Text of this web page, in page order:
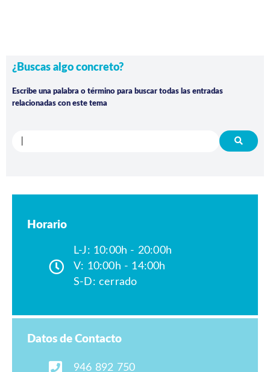
¿Buscas algo concreto?
Escribe una palabra o término para buscar todas las entradas
relacionadas con este tema
Horario
L-J: 10:00h - 20:00h
V: 10:00h - 14:00h
S-D: cerrado
Datos de Contacto
946 892 750